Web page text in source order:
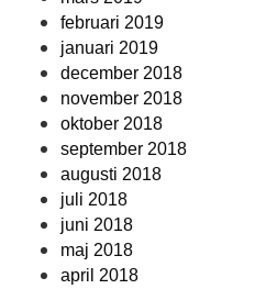
februari 2019
januari 2019
december 2018
november 2018
oktober 2018
september 2018
augusti 2018
juli 2018
juni 2018
maj 2018
april 2018